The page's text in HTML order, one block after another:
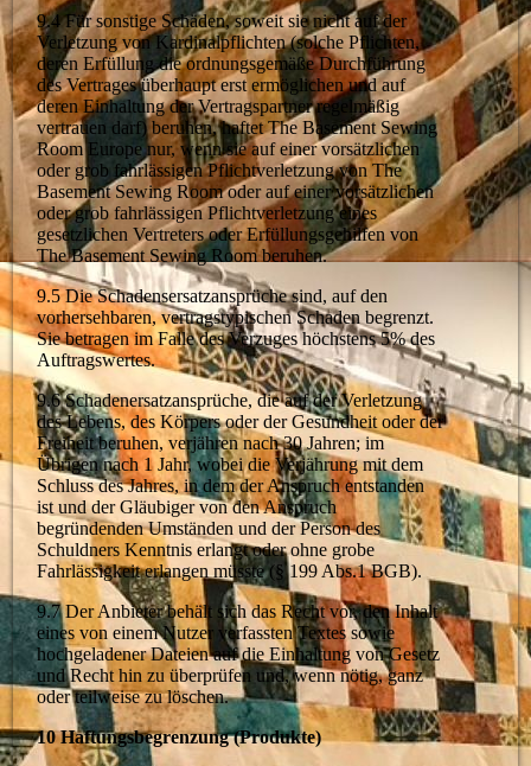
9.4 Für sonstige Schäden, soweit sie nicht auf der
Verletzung von Kardinalpflichten (solche Pflichten,
deren Erfüllung die ordnungsgemäße Durchführung
des Vertrages überhaupt erst ermöglichen und auf
deren Einhaltung der Vertragspartner regelmäßig
vertrauen darf) beruhen, haftet The Basement Sewing
Room Europe nur, wenn sie auf einer vorsätzlichen
oder grob fahrlässigen Pflichtverletzung von The
Basement Sewing Room oder auf einer vorsätzlichen
oder grob fahrlässigen Pflichtverletzung eines
gesetzlichen Vertreters oder Erfüllungsgehilfen von
The Basement Sewing Room beruhen.
9.5 Die Schadensersatzansprüche sind, auf den
vorhersehbaren, vertragstypischen Schaden begrenzt.
Sie betragen im Falle des Verzuges höchstens 5% des
Auftragswertes.
9.6 Schadenersatzansprüche, die auf der Verletzung
des Lebens, des Körpers oder der Gesundheit oder der
Freiheit beruhen, verjähren nach 30 Jahren; im
Übrigen nach 1 Jahr, wobei die Verjährung mit dem
Schluss des Jahres, in dem der Anspruch entstanden
ist und der Gläubiger von den Anspruch
begründenden Umständen und der Person des
Schuldners Kenntnis erlangt oder ohne grobe
Fahrlässigkeit erlangen müsste (§ 199 Abs.1 BGB).
9.7 Der Anbieter behält sich das Recht vor, den Inhalt
eines von einem Nutzer verfassten Textes sowie
hochgeladener Dateien auf die Einhaltung von Gesetz
und Recht hin zu überprüfen und, wenn nötig, ganz
oder teilweise zu löschen.
10 Haftungsbegrenzung (Produkte)